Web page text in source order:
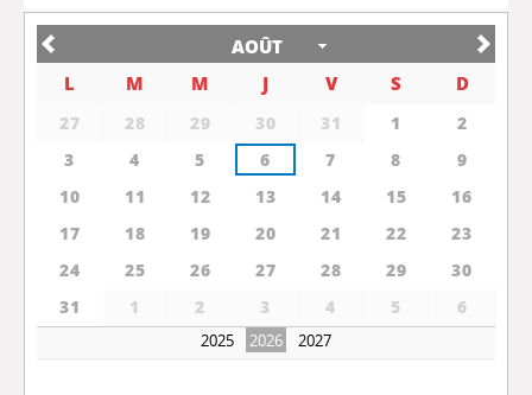
AOÛT
L
M M J V S D
27 28 29 30 31 1
2
3
4 5 6 7 8
9
10
11 12 13 14 15
16
17
18 19 20 21 22
23
24
25 26 27 28 29
30
31
1 2 3 4 5 6
2025 2026 2027